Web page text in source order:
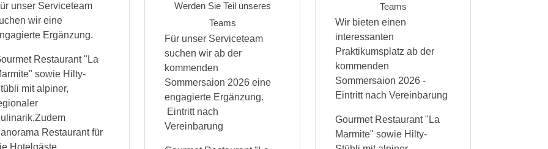
unser Serviceteam
wir eine
Ergänzung.
Restaurant "La
sowie Hilty-
mit alpiner,
Restaurant für
Werden Sie Teil unseres
Teams
Für unser Serviceteam
suchen wir ab der
kommenden
Sommersaion 2026 eine
engagierte Ergänzung.
Eintritt nach
Vereinbarung
Teams
Wir bieten einen
interessanten
Praktikumsplatz ab der
kommenden
Sommersaion 2026 -
Eintritt nach Vereinbarung
Gourmet Restaurant "La
Marmite" sowie Hilty-